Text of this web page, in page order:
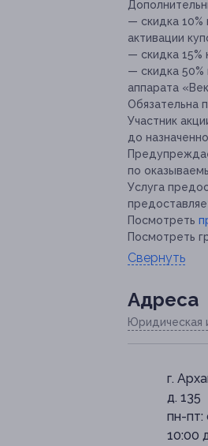
— скидка
активации
— скидка 15%
— скидка
аппарата
Обязательна
Участник
до
по
Услуга
Посмотреть
Посмотреть
Свернуть
Адресa
Юридическая
г.
д. 135
пн-пт:
10:00